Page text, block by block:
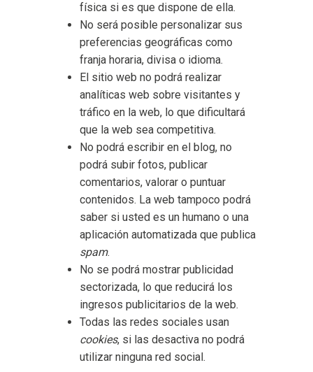
física si es que dispone de ella.
No será posible personalizar sus
preferencias geográficas como
franja horaria, divisa o idioma.
El sitio web no podrá realizar
analíticas web sobre visitantes y
tráfico en la web, lo que dificultará
que la web sea competitiva.
No podrá escribir en el blog, no
podrá subir fotos, publicar
comentarios, valorar o puntuar
contenidos. La web tampoco podrá
saber si usted es un humano o una
aplicación automatizada que publica
spam.
No se podrá mostrar publicidad
sectorizada, lo que reducirá los
ingresos publicitarios de la web.
Todas las redes sociales usan
cookies, si las desactiva no podrá
utilizar ninguna red social.